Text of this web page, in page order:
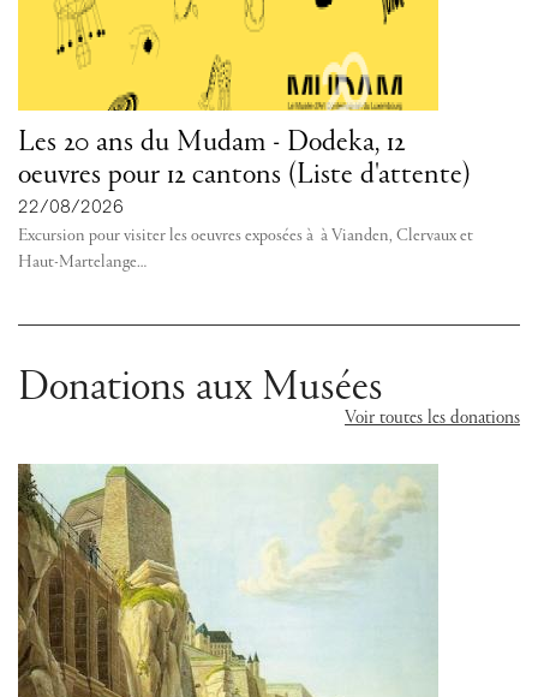
Les 20 ans du Mudam - Dodeka, 12
oeuvres pour 12 cantons (Liste d'attente)
22/08/2026
Excursion pour visiter les oeuvres exposées à à Vianden, Clervaux et
Haut-Martelange…
Donations aux Musées
Voir toutes les donations